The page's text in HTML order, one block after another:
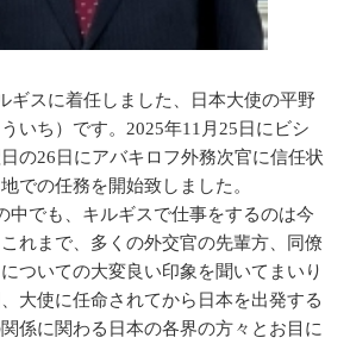
スに着任しました、日本大使の平野
いち）です。2025年11月25日にビシ
の26日にアバキロフ外務次官に信任状
での任務を開始致しました。
でも、キルギスで仕事をするのは今
れまで、多くの外交官の先輩方、同僚
ついての大変良い印象を聞いてまいり
大使に任命されてから日本を出発する
係に関わる日本の各界の方々とお目に